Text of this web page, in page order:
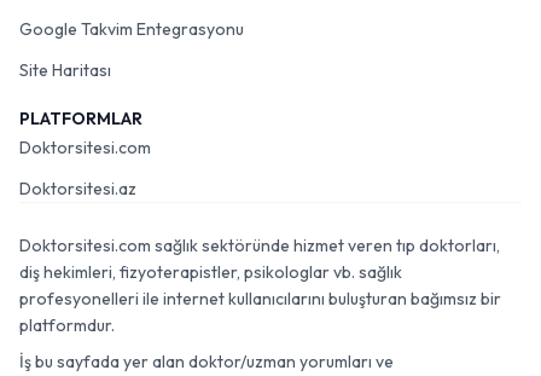
Google Takvim Entegrasyonu
Site Haritası
PLATFORMLAR
Doktorsitesi.com
Doktorsitesi.az
Doktorsitesi.com sağlık sektöründe hizmet veren tıp doktorları,
diş hekimleri, fizyoterapistler, psikologlar vb. sağlık
profesyonelleri ile internet kullanıcılarını buluşturan bağımsız bir
platformdur.
İş bu sayfada yer alan doktor/uzman yorumları ve